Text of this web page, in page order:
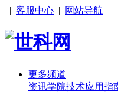
| 客服中心 | 网站导航
更多频道
资讯学院技术应用指